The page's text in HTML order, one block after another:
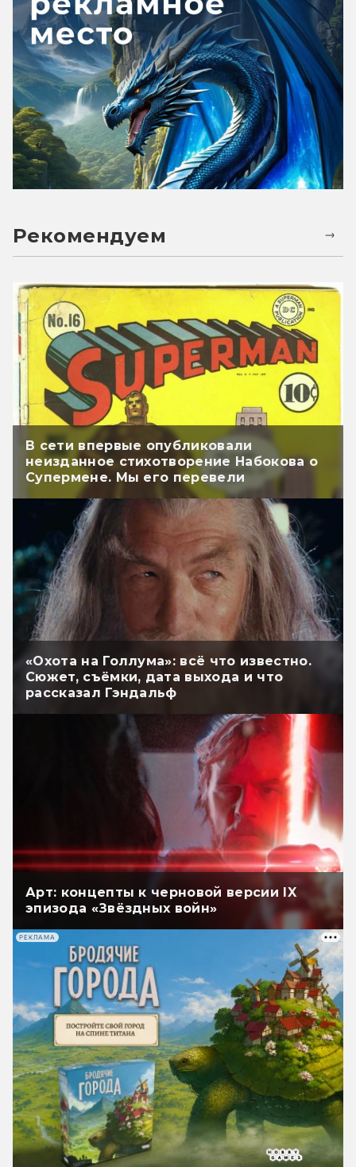
Рекомендуем
В сети впервые опубликовали
неизданное стихотворение Набокова о
Супермене. Мы его перевели
«Охота на Голлума»: всё что известно.
Сюжет, съёмки, дата выхода и что
рассказал Гэндальф
Арт: концепты к черновой версии IX
эпизода «Звёздных войн»
РЕКЛАМА